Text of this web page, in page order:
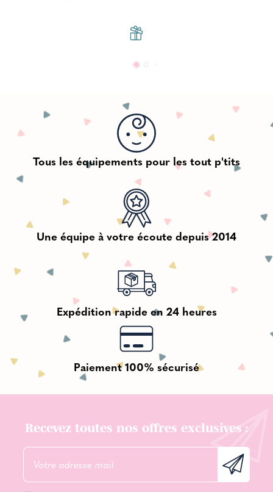
Tous les équipements pour les tout p'tits
Une équipe à votre écoute depuis 2014
Expédition rapide en 24 heures
Paiement 100% sécurisé
Recevez toutes nos offres exclusives :